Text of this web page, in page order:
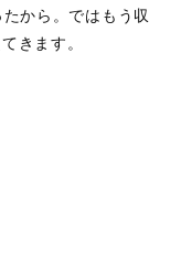
から。ではもう収
きます。